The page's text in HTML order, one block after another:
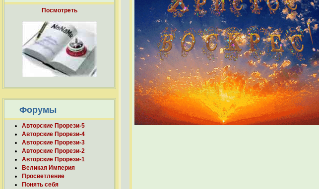
Посмотреть
Форумы
Авторские Прорези-5
Авторские Прорези-4
Авторские Прорези-3
Авторские Прорези-2
Авторские Прорези-1
Великая Империя
Просветление
Понять себя